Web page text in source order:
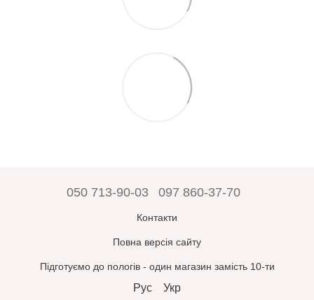
050 713-90-03 097 860-37-70
Контакти
Повна версія сайту
Підготуємо до пологів - один магазин замість 10-ти
Рус Укр